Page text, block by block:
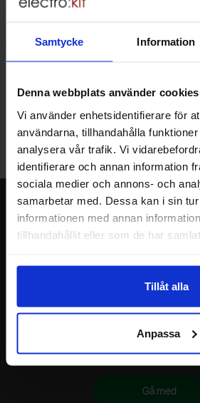
Samtycke Information
Denna webbplats använder cookies
Vi använder enhetsidentifierare för
användarna, tillhandahålla
analysera vår trafik. Vi
identifierare och annan information
sociala medier och annons- och
samarbetar med. Dessa kan i sin
informationen med annan
tillhandahållit eller som de har
Tillåt alla
Anpassa
kan handla med norsk moms hos oss,
Vill du jobba på Electrokit?
Lagerbutik i Malmö
Välkommen till vår nya lagerbutik i
10-17. För snabbare service, gör en
Nyhetsbrev
Jag önskar erbjudanden, rabatter och